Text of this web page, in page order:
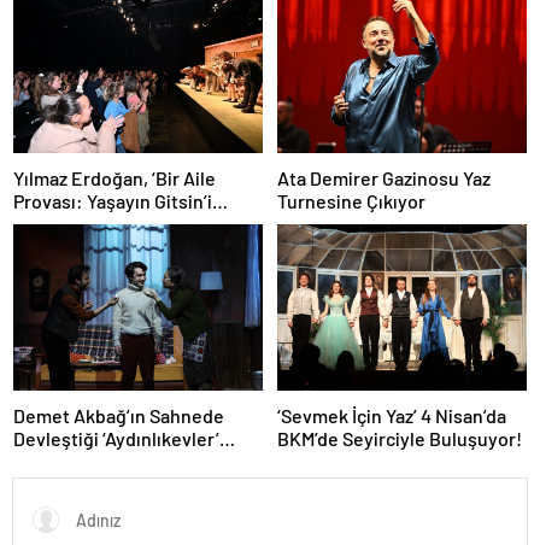
Yılmaz Erdoğan, ‘Bir Aile
Provası: Yaşayın Gitsin’i
İzlemek İçin Maximum Uniq
Box’taydı…
Ata Demirer Gazinosu Yaz
Turnesine Çıkıyor
Demet Akbağ’ın Sahnede
Devleştiği ‘Aydınlıkevler’
‘Sevmek İçin Yaz’ 4 Nisan’da
BKM’de Seyirciyle Buluşuyor!